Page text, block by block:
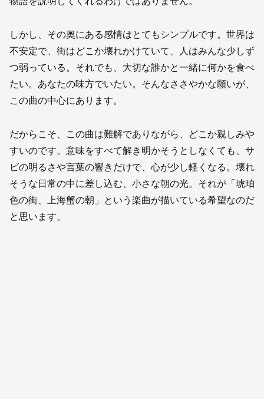
しかし、その奥にある感情はとてもシンプルです。世界は
不安定で、街はどこか壊れかけていて、人はみんな少しず
つ弱っている。それでも、大切な誰かと一緒に何かを食べ
たい。あなたの味方でいたい。そんなささやかな願いが、
この曲の中心にあります。
だからこそ、この曲は難解でありながら、どこか親しみや
すいのです。意味をすべて解き明かそうとしなくても、サ
ビの明るさや言葉の響きだけで、心が少し軽くなる。壊れ
そうな日常の中に差し込む、小さな朝の光。それが「琥珀
色の街、上海蟹の朝」という楽曲が描いている希望なのだ
と思います。